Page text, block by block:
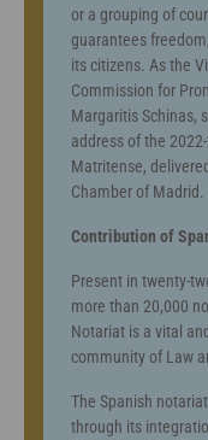
or a grouping of
guarantees
its citizens. As the
Commission for
Margaritis Schinas,
address of the
Matritense,
Chamber of Madrid.
Contribution of
Present in twenty-
more than 20,000
Notariat is a vital
community of Law
The Spanish
through its